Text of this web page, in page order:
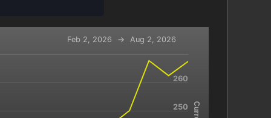
Feb 2, 2026 → Aug 2, 2026
250
260